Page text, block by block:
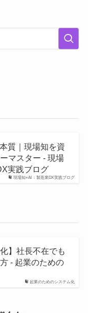
現場知×AI：製造業DX実践ブログ
質｜現場知を資
マスター - 現場
実践ブログ
起業のためのシステム化
】社長不在でも
- 起業のための